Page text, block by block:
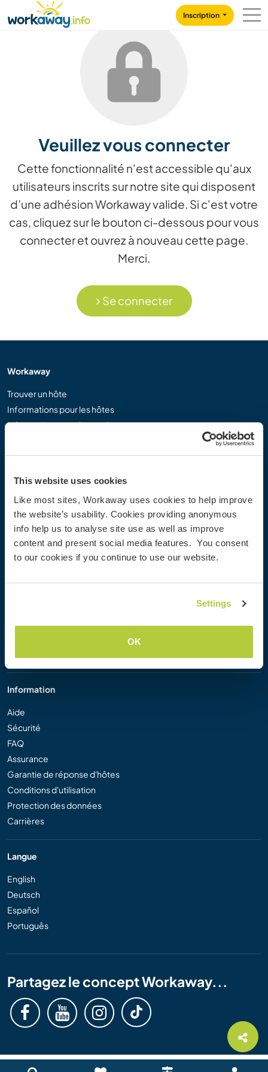
This website uses cookies
Like most sites, Workaway uses cookies to help improve
the website’s usability. Cookies providing anonymous
info help us to analyse site use as well as improve
content and present social media features. You consent
to our cookies if you continue to use our website.
Settings
OK
CONTENT
MAIN NAVIGATION
Inscription
Veuillez vous connecter
Cette fonctionnalité n'est accessible qu'aux
utilisateurs inscrits sur notre site qui disposent
d’une adhésion Workaway valide. Si c'est votre
cas, cliquez sur le bouton ci-dessous pour vous
connecter et ouvrez à nouveau cette page.
Merci.
Se connecter
Workaway
Trouver un hôte
Informations pour les hôtes
Informations pour les workawayers
S'inscrire comme hôte
Réductions et partenaires
Workaway Blog
Galerie de photos Workaway
Information
Aide
Sécurité
FAQ
Assurance
Garantie de réponse d'hôtes
Conditions d'utilisation
Protection des données
Carrières
Langue
English
Deutsch
Español
Português
Partagez le concept Workaway...